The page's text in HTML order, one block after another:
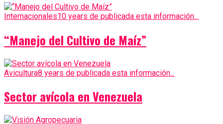
Internacionales10 years de publicada esta información...
“Manejo del Cultivo de Maíz”
Avicultura8 years de publicada esta información...
Sector avícola en Venezuela